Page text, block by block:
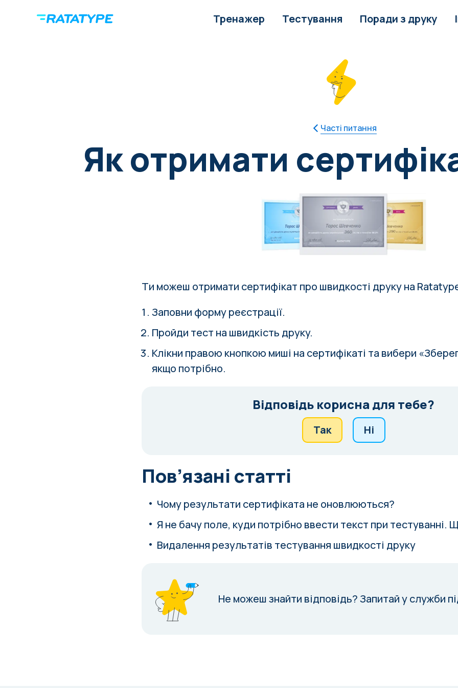
Тренажер Тестування Поради з друку
Часті питання
Як отримати
Ти можеш отримати сертифікат про швидкості друку на
Заповни формуреєстрації.
Пройди тест на швидкість друку.
Клікни правою кнопкою миші на сертифікаті та вибери
якщо потрібно.
Відповідь корисна для тебе?
Так Ні
Пов’язані статті
Чому результати сертифіката не оновлюються?
Я не бачу поле, куди потрібно ввести текст при тестуванні.
Видалення результатів тестування швидкості друку
Не можеш знайти відповідь?Запитай у служби